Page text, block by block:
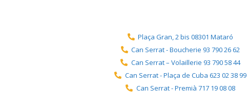
Plaça Gran, 2 bis 08301 Mataró
Can Serrat - Boucherie 93 790 26 62
Can Serrat – Volaillerie 93 790 58 44
Can Serrat - Plaça de Cuba 623 02 38 99
Can Serrat - Premià 717 19 08 08